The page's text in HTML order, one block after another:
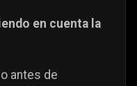
en cuenta la
antes de